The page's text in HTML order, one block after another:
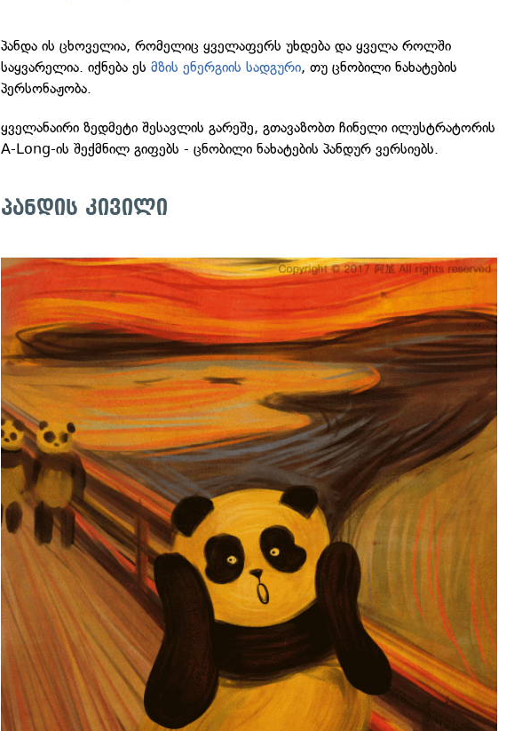
პანდა ის ცხოველია, რომელიც ყველაფერს უხდება და ყველა როლში
საყვარელია. იქნება ესმზის ენერგიის სადგური, თუ ცნობილი ნახატების
პერსონაჟობა.
ყველანაირი ზედმეტი შესავლის გარეშე, გთავაზობთ ჩინელი ილუსტრატორის
A-Long-ის შექმნილ გიფებს - ცნობილი ნახატების პანდურ ვერსიებს.
პანდის კივილი